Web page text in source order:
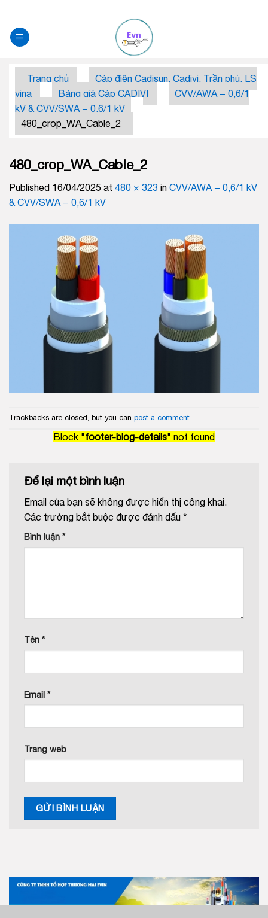
Trang chủ
Cáp điện Cadisun, Cadivi, Trần phú, LS
vina
Bảng giá Cáp CADIVI
CVV/AWA − 0,6/1
kV & CVV/SWA − 0,6/1 kV
480_crop_WA_Cable_2
480_crop_WA_Cable_2
Published 16/04/2025 at 480 × 323 in CVV/AWA − 0,6/1 kV
& CVV/SWA − 0,6/1 kV
Trackbacks are closed, but you can post a comment
Block "footer-blog-details" not found
Để lại một bình luận
Email của bạn sẽ không được hiển thị công khai.
Các trường bắt buộc được đánh dấu *
Bình luận *
Tên *
Email *
Trang web